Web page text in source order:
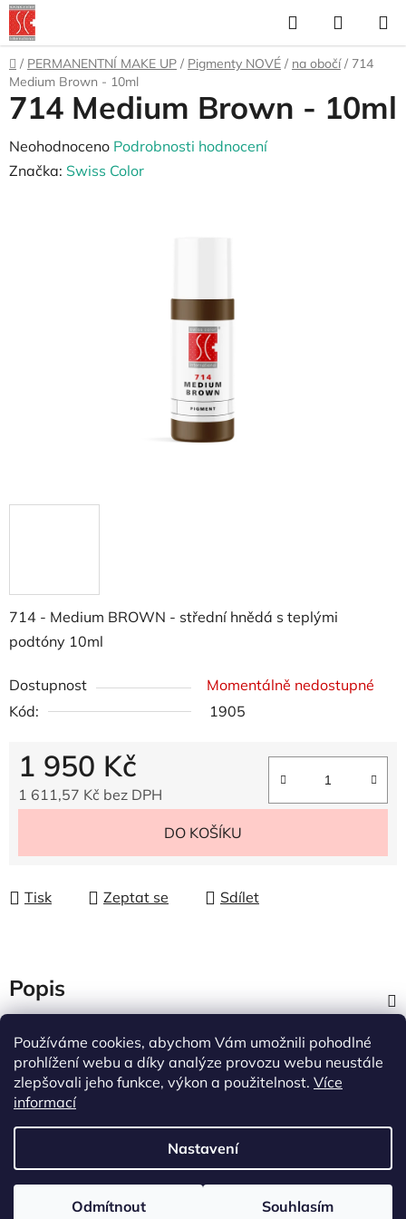
Používáme cookies, abychom Vám umožnili pohodlné
prohlížení webu a díky analýze provozu webu neustále
zlepšovali jeho funkce, výkon a použitelnost. Více
informací
Nastavení
Odmítnout Souhlasím
Přejít
na
obsah
Hledat
KOŠÍK
Domů
/ PERMANENTNÍ MAKE UP / Pigmenty NOVÉ / na obočí / 714
Medium Brown - 10ml
714 - Medium BROWN - střední hnědá s teplými
podtóny 10ml
Dostupnost
Momentálně nedostupné
Kód:
1905
1 950 Kč
1 611,57 Kč bez DPH
DO KOŠÍKU
Tisk Zeptat se Sdílet
714 Medium Brown - 10ml
Průměrné
hodnocení
Neohodnoceno Podrobnosti hodnocení
Značka: Swiss Color
Popis
Diskuze
Vytvořil Shoptet
Copyright 2026
. Všechna práva